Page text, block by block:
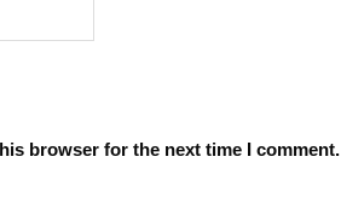
browser for the next time I comment.